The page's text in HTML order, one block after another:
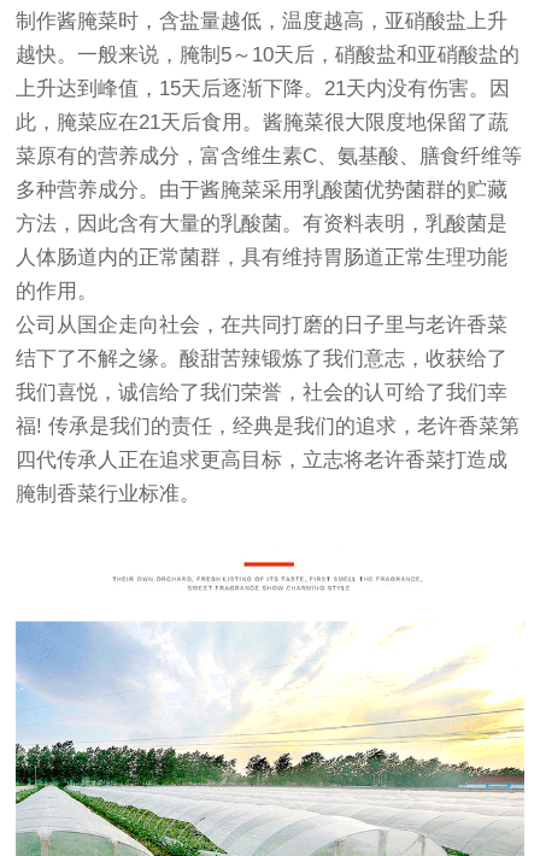
制作酱腌菜时，含盐量越低，温度越高，亚硝酸盐上升
越快。一般来说，腌制5～10天后，硝酸盐和亚硝酸盐的
上升达到峰值，15天后逐渐下降。21天内没有伤害。因
此，腌菜应在21天后食用。酱腌菜很大限度地保留了蔬
菜原有的营养成分，富含维生素C、氨基酸、膳食纤维等
多种营养成分。由于酱腌菜采用乳酸菌优势菌群的贮藏
方法，因此含有大量的乳酸菌。有资料表明，乳酸菌是
人体肠道内的正常菌群，具有维持胃肠道正常生理功能
的作用。
公司从国企走向社会，在共同打磨的日子里与老许香菜
结下了不解之缘。酸甜苦辣锻炼了我们意志，收获给了
我们喜悦，诚信给了我们荣誉，社会的认可给了我们幸
福! 传承是我们的责任，经典是我们的追求，老许香菜第
四代传承人正在追求更高目标，立志将老许香菜打造成
腌制香菜行业标准。